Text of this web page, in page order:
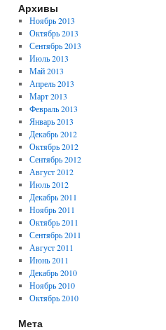
Архивы
Ноябрь 2013
Октябрь 2013
Сентябрь 2013
Июль 2013
Май 2013
Апрель 2013
Март 2013
Февраль 2013
Январь 2013
Декабрь 2012
Октябрь 2012
Сентябрь 2012
Август 2012
Июль 2012
Декабрь 2011
Ноябрь 2011
Октябрь 2011
Сентябрь 2011
Август 2011
Июнь 2011
Декабрь 2010
Ноябрь 2010
Октябрь 2010
Мета